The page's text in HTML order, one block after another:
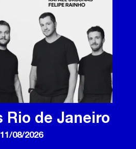
Rio de Janeiro
11/08/2026